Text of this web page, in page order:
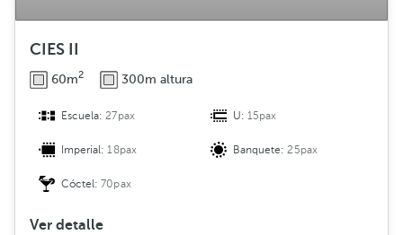
CIES II
60m2 300m altura
Escuela:27pax U:15pax
Imperial:18pax Banquete:25pax
Cóctel:70pax
Ver detalle